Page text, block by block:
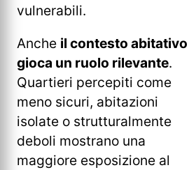
vulnerabili.
Anche il contesto abitativo
gioca un ruolo rilevante.
Quartieri percepiti come
meno sicuri, abitazioni
isolate o strutturalmente
deboli mostrano una
maggiore esposizione al